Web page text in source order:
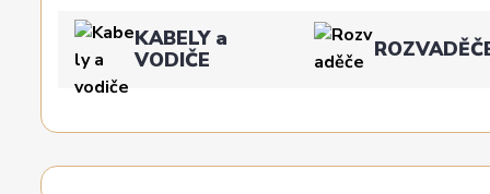
KABELY a
VODIČE